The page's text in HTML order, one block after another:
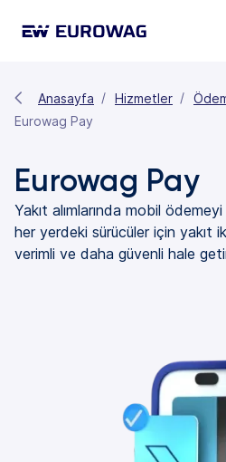
Anasayfa Hizmetler
Eurowag Pay
Eurowag Pay
Yakıt alımlarında mobil
her yerdeki sürücüler için yakıt
verimli ve daha güvenli hale